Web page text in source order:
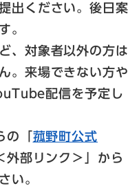
出ください。後日案
。
、対象者以外の方は
。来場できない方や
配信を予定し
の「菰野町公式
外部リンク＞
」から
い。